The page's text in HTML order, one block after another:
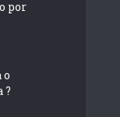
por
o
?